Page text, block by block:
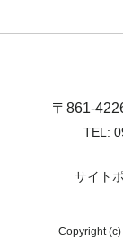
〒861-
TEL:
サイト
Copyright